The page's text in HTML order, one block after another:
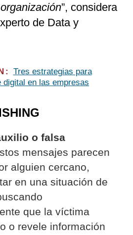
”, considera
de Data y
Tres estrategias para
digital en las empresas
o falsa
mensajes parecen
alguien cercano,
en una situación de
que la víctima
o revele información